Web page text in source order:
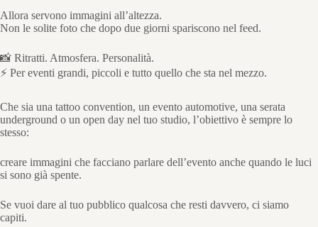
Allora servono immagini all’altezza.
Non le solite foto che dopo due giorni spariscono nel feed.
📸 Ritratti. Atmosfera. Personalità.
⚡ Per eventi grandi, piccoli e tutto quello che sta nel mezzo.
Che sia una tattoo convention, un evento automotive, una serata
underground o un open day nel tuo studio, l’obiettivo è sempre lo
stesso:
creare immagini che facciano parlare dell’evento anche quando le luci
si sono già spente.
Se vuoi dare al tuo pubblico qualcosa che resti davvero, ci siamo
capiti.